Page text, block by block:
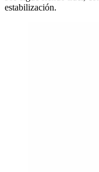
estabilización.